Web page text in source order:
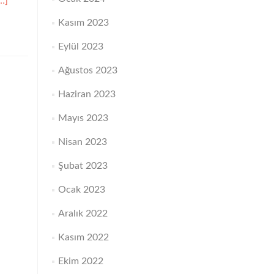
Kasım 2023
Eylül 2023
Ağustos 2023
Haziran 2023
Mayıs 2023
Nisan 2023
Şubat 2023
Ocak 2023
Aralık 2022
Kasım 2022
Ekim 2022